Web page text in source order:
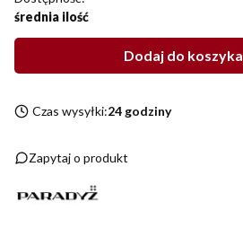
średnia ilość
Dodaj do koszyka
Czas wysyłki:24 godziny
Zapytaj o produkt